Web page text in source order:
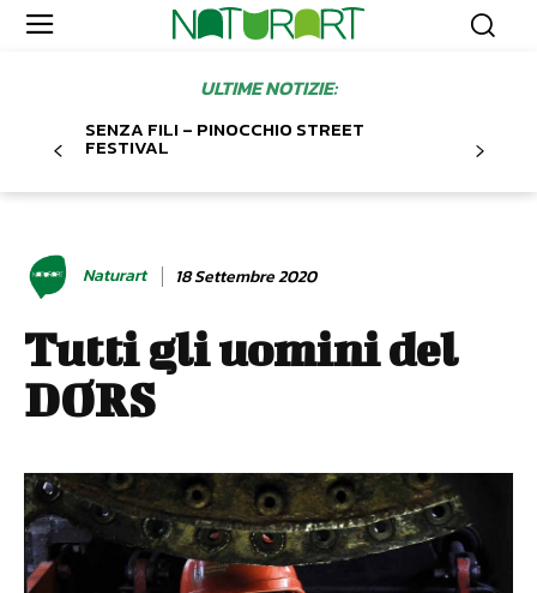
ULTIME NOTIZIE:
SENZA FILI – PINOCCHIO STREET
FESTIVAL
Naturart 18 Settembre 2020
Tutti gli uomini del
DORS